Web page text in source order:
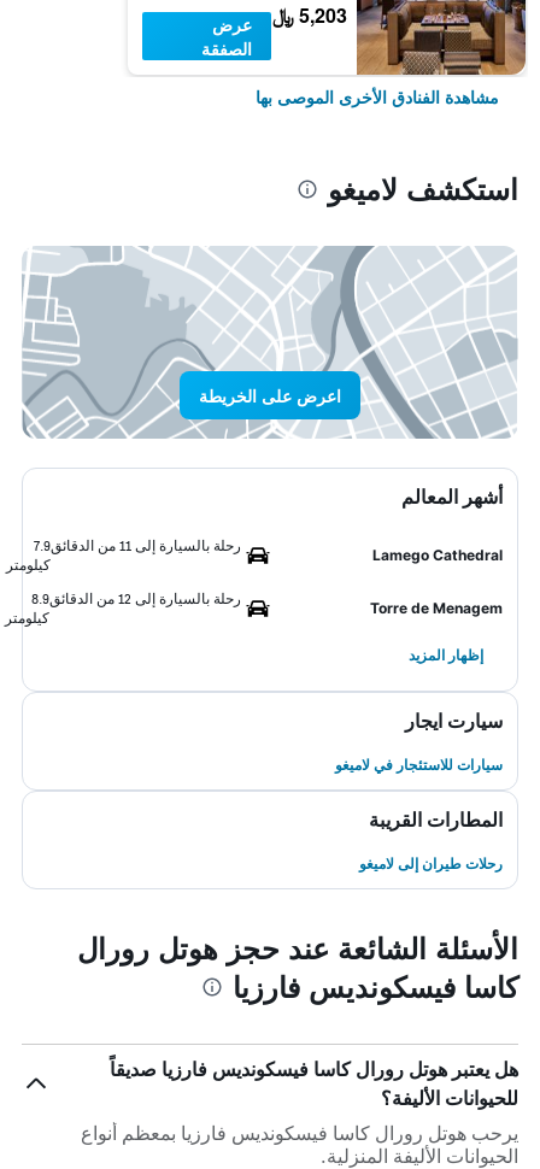
5,203 ﷼
عرض
الصفقة
مشاهدة الفنادق الأخرى الموصى بها
استكشف لاميغو
اعرض على الخريطة
أشهر المعالم
Lamego Cathedral
رحلة بالسيارة إلى 11 من الدقائق
7.9
كيلومتر
Torre de Menagem
رحلة بالسيارة إلى 12 من الدقائق
8.9
كيلومتر
إظهار المزيد
سيارت ايجار
سيارات للاستئجار في لاميغو
المطارات القريبة
رحلات طيران إلى لاميغو
الأسئلة الشائعة عند حجز هوتل رورال
كاسا فيسكونديس فارزيا
هل يعتبر هوتل رورال كاسا فيسكونديس فارزيا صديقاً
للحيوانات الأليفة؟
يرحب هوتل رورال كاسا فيسكونديس فارزيا بمعظم أنواع
الحيوانات الأليفة المنزلية.